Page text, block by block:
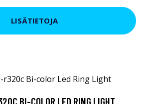
LISÄTIETOJA
BI-COLOR LED RING LIGHT